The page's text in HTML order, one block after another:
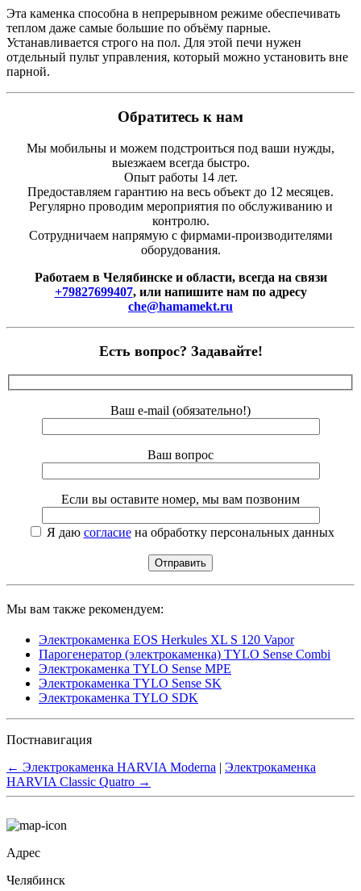
Эта каменка способна в непрерывном режиме обеспечивать
теплом даже самые большие по объёму парные.
Устанавливается строго на пол. Для этой печи нужен
отдельный пульт управления, который можно установить вне
парной.
Обратитесь к нам
Мы мобильны и можем подстроиться под ваши нужды,
выезжаем всегда быстро.
Опыт работы 14 лет.
Предоставляем гарантию на весь объект до 12 месяцев.
Регулярно проводим мероприятия по обслуживанию и
контролю.
Сотрудничаем напрямую с фирмами-производителями
оборудования.
Работаем в Челябинске и области, всегда на связи
+79827699407, или напишите нам по адресу
che@hamamekt.ru
Есть вопрос? Задавайте!
Ваш e-mail (обязательно!)
Ваш вопрос
Если вы оставите номер, мы вам позвоним
Я даю согласиена обработку персональных данных
Мы вам также рекомендуем:
Электрокаменка EOS Herkules XL S 120 Vapor
Парогенератор (электрокаменка) TYLO Sense Combi
Электрокаменка TYLO Sense MPE
Электрокаменка TYLO Sense SK
Электрокаменка TYLO SDK
Постнавигация
← Электрокаменка HARVIA Moderna | Электрокаменка
HARVIA Classic Quatro →
Адрес
Челябинск